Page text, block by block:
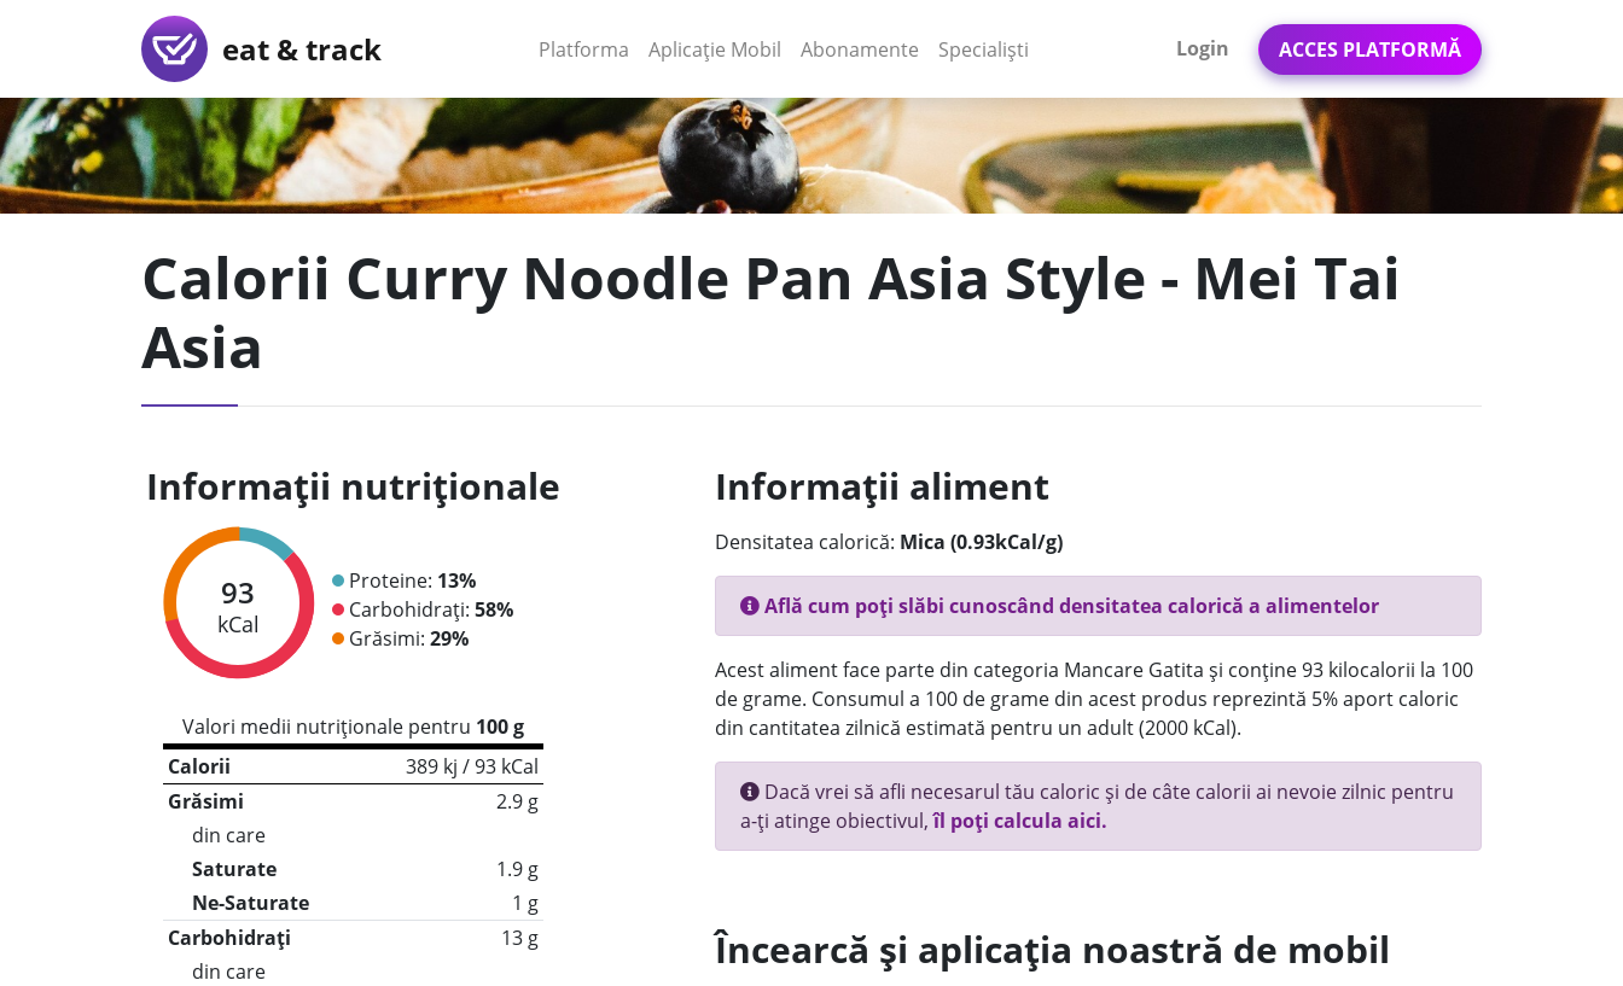
eat & track Platforma (current)
Aplicație Mobil (current)
Abonamente Specialiști Login ACCES PLATFORMĂ
Calorii Curry Noodle Pan Asia Style - Mei Tai
Asia
Informații nutriționale
93
kCal
Proteine: 13%
Carbohidrați: 58%
Grăsimi: 29%
Valori medii nutriționale pentru 100 g
Calorii
389 kj / 93 kCal
Grăsimi
2.9 g
din care
Saturate
1.9 g
Ne-Saturate
1 g
Carbohidrați
13 g
din care
Informații aliment
Densitatea calorică: Mica (0.93kCal/g)
Află cum poți slăbi cunoscând densitatea calorică a alimentelor
Acest aliment face parte din categoria Mancare Gatita și conține 93 kilocalorii la 100
de grame. Consumul a 100 de grame din acest produs reprezintă 5% aport caloric
din cantitatea zilnică estimată pentru un adult (2000 kCal).
Dacă vrei să afli necesarul tău caloric și de câte calorii ai nevoie zilnic pentru
a-ți atinge obiectivul,îl poți calcula aici.
Încearcă și aplicația noastră de mobil